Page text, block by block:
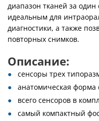
диапазон тканей за один
идеальным для
диагностики, а также
повторных снимков.
Описание:
сенсоры трех
анатомическая форма
всего сенсоров в
самый компактный